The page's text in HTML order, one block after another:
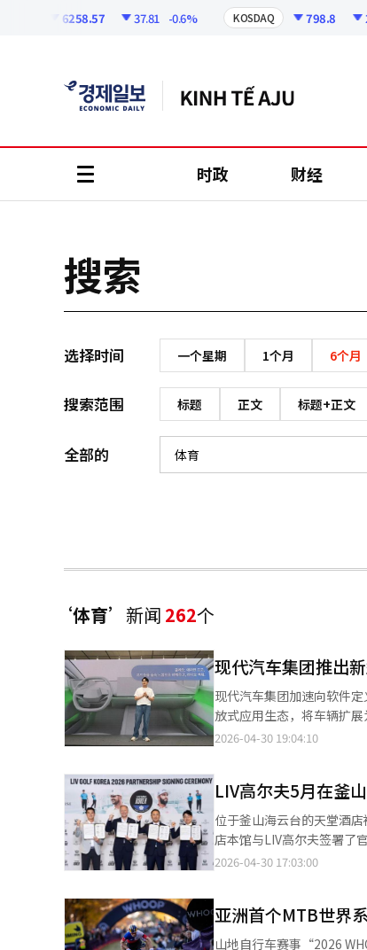
6258.57 37.81 -0.6% KOSDAQ 798.8
时政 财经
搜索
选择时间 一个星期 1个月 6个月
搜索范围 标题 正文 标题+正文
全部的
‘体育’ 新闻 262个
现代汽车集团推出
现代汽车集团加速向软件
放式应用生态，将车辆扩
平台发展而来的量产系统
语音界面以Gleo AI为中心
功能。与导航结合，可探
森林感觉，并打开收音机”
结果、常识和最新新闻。
以“应用市场”形式构建，
指引，采用分段更新而非
划在下月推出的新款
2026-04-30 19:04:10
LIV高尔夫5月在釜
位于釜山海云台的天堂酒
店本馆与LIV高尔夫签署了
副总裁罗斯·哈莱特和韩国
合作伙伴，天堂酒店将在
亚德乡村俱乐部的粉丝村
2026-04-30 17:03:00
亚洲首个MTB世界
山地自行车赛事“2026